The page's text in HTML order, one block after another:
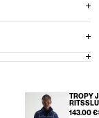
TROPY
143.00 €